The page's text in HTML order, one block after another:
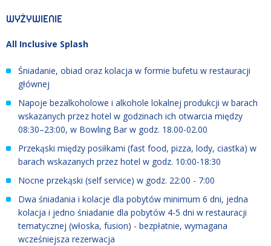
WYŻYWIENIE
All Inclusive Splash
Śniadanie, obiad oraz kolacja w formie bufetu w restauracji
głównej
Napoje bezalkoholowe i alkohole lokalnej produkcji w barach
wskazanych przez hotel w godzinach ich otwarcia między
08:30–23:00, w Bowling Bar w godz. 18.00-02.00
Przekąski między posiłkami (fast food, pizza, lody, ciastka) w
barach wskazanych przez hotel w godz. 10:00-18:30
Nocne przekąski (self service) w godz. 22:00 - 7:00
Dwa śniadania i kolacje dla pobytów minimum 6 dni, jedna
kolacja i jedno śniadanie dla pobytów 4-5 dni w restauracji
tematycznej (włoska, fusion) - bezpłatnie, wymagana
wcześniejsza rezerwacja